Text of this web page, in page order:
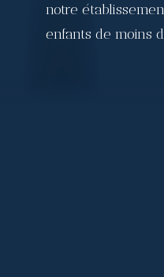
notre
enfants de moins